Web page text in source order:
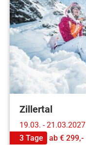
Zillertal
19.03. - 21.03.2027
3 Tage
ab € 299,-